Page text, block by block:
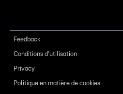
Feedback
Conditions d'utilisation
Privacy
Politique en matière de cookies